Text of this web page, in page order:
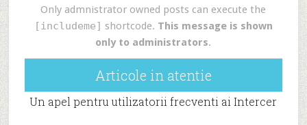
Only admnistrator owned posts can execute the
[includeme] shortcode. This message is shown
only to administrators.
Articole in atentie
Un apel pentru utilizatorii frecventi ai Intercer